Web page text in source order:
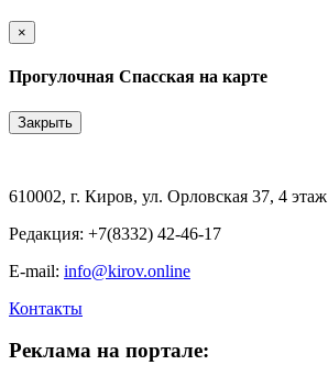
×
Прогулочная Спасская на карте
Закрыть
610002, г. Киров, ул. Орловская 37, 4 этаж
Редакция: +7(8332) 42-46-17
E-mail: info@kirov.online
Контакты
Реклама на портале: